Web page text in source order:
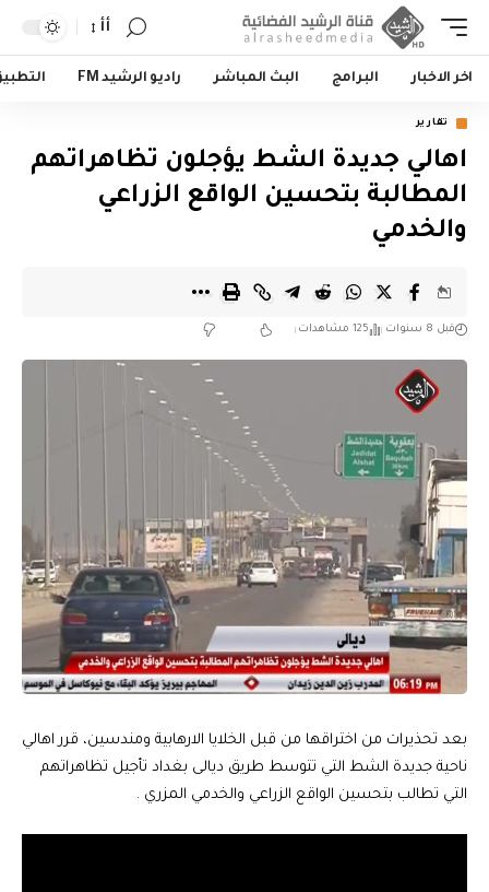
أأ
اخر الاخبار البرامج البث المباشر راديو الرشيد FM
تقارير
اهالي جديدة الشط يؤجلون تظاهراتهم
المطالبة بتحسين الواقع الزراعي
والخدمي
قبل 8 سنوات 125 مشاهدات
بعد تحذيرات من اختراقها من قبل الخلايا الارهابية ومندسين، قرر اهالي
ناحية جديدة الشط التي تتوسط طريق ديالى بغداد تأجيل تظاهراتهم
التي تطالب بتحسين الواقع الزراعي والخدمي المزري .